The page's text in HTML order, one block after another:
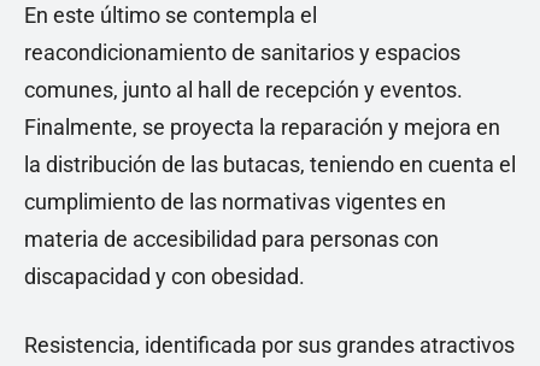
En este último se contempla el
reacondicionamiento de sanitarios y espacios
comunes, junto al hall de recepción y eventos.
Finalmente, se proyecta la reparación y mejora en
la distribución de las butacas, teniendo en cuenta el
cumplimiento de las normativas vigentes en
materia de accesibilidad para personas con
discapacidad y con obesidad.
Resistencia, identificada por sus grandes atractivos